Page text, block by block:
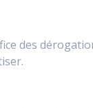
des